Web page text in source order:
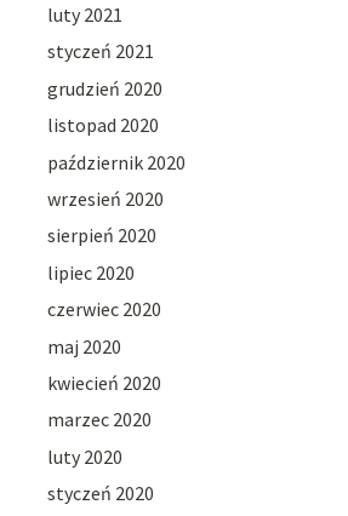
luty 2021
styczeń 2021
grudzień 2020
listopad 2020
październik 2020
wrzesień 2020
sierpień 2020
lipiec 2020
czerwiec 2020
maj 2020
kwiecień 2020
marzec 2020
luty 2020
styczeń 2020